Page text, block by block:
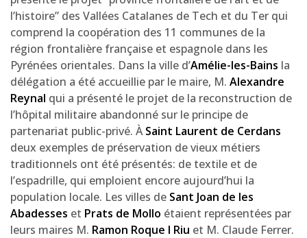
l’histoire” des Vallées Catalanes de Tech et du Ter qui
comprend la coopération des 11 communes de la
région frontalière française et espagnole dans les
Pyrénées orientales. Dans la ville d’Amélie-les-Bains la
délégation a été accueillie par le maire, M. Alexandre
Reynal qui a présenté le projet de la reconstruction de
l’hôpital militaire abandonné sur le principe de
partenariat public-privé. ÀSaint Laurent de Cerdans
deux exemples de préservation de vieux métiers
traditionnels ont été présentés: de textile et de
l’espadrille, qui emploient encore aujourd’hui la
population locale. Les villes de Sant Joan de les
Abadesses et Prats de Mollo étaient représentées par
leurs maires M. Ramon Roque I Riu et M. Claude Ferrer.